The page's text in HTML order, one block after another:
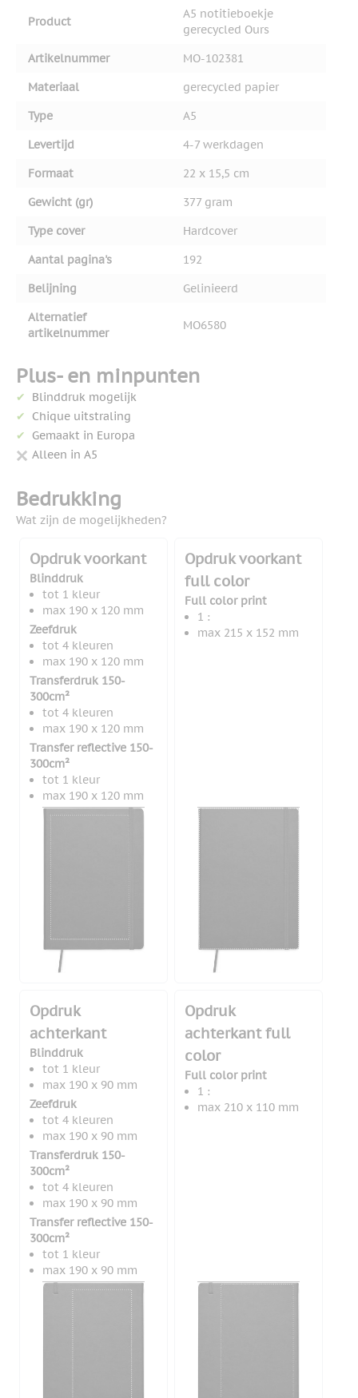
Product
A5 notitieboekje
gerecycled Ours
Artikelnummer
MO-102381
Materiaal
gerecycled papier
Type
A5
Levertijd
4-7 werkdagen
Formaat
22 x 15,5 cm
Gewicht (gr)
377 gram
Type cover
Hardcover
Aantal pagina's
192
Belijning
Gelinieerd
Alternatief
artikelnummer
MO6580
Plus- en minpunten
Blinddruk mogelijk
Chique uitstraling
Gemaakt in Europa
Alleen in A5
Bedrukking
Wat zijn de mogelijkheden?
Opdruk voorkant
Blinddruk
tot 1 kleur
max 190 x 120 mm
Zeefdruk
tot 4 kleuren
max 190 x 120 mm
Transferdruk 150-
300cm²
tot 4 kleuren
max 190 x 120 mm
Transfer reflective 150-
300cm²
tot 1 kleur
max 190 x 120 mm
Opdruk voorkant
full color
Full color print
1 :
max 215 x 152 mm
Opdruk
achterkant
Blinddruk
tot 1 kleur
max 190 x 90 mm
Zeefdruk
tot 4 kleuren
max 190 x 90 mm
Transferdruk 150-
300cm²
tot 4 kleuren
max 190 x 90 mm
Transfer reflective 150-
300cm²
tot 1 kleur
max 190 x 90 mm
Opdruk
achterkant full
color
Full color print
1 :
max 210 x 110 mm